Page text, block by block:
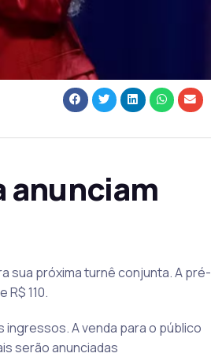
anunciam
sua próxima turnê conjunta. A pré-
110.
A venda para o público
serão anunciadas